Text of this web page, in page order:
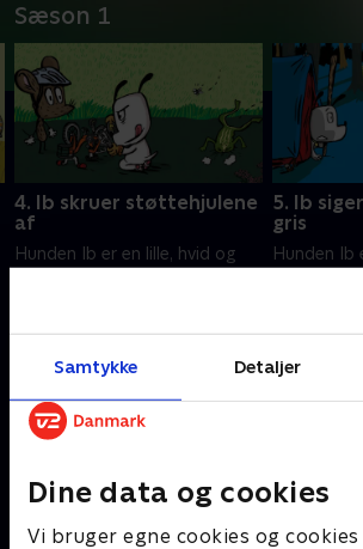
Samtykke Detaljer
Dine data og cookies
Vi bruger egne cookies og
Sæson 1
4. Ib skruer støttehjulene
af
Hunden Ib er en lille, hvid og
5. Ib
gris
Hunden Ib
stærk og
appetit på
Andre så også